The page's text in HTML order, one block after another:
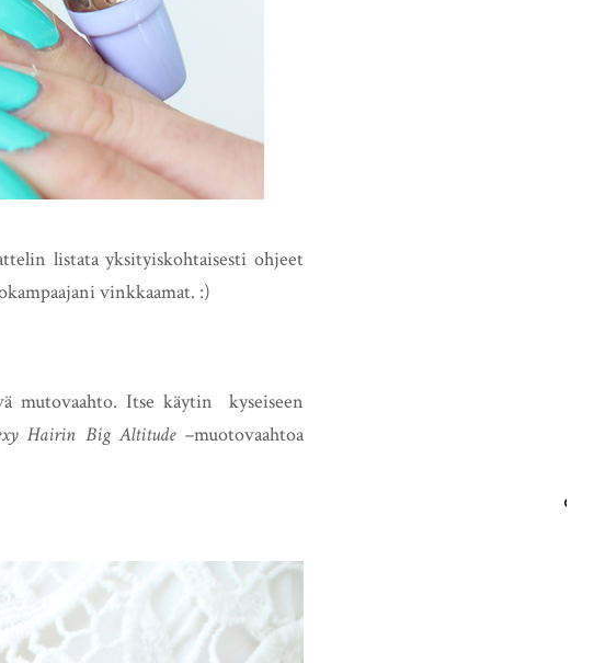
listata yksityiskohtaisesti ohjeet
vinkkaamat. :)
mutovaahto. Itse käytin kyseiseen
Hairin Big Altitude –muotovaahtoa